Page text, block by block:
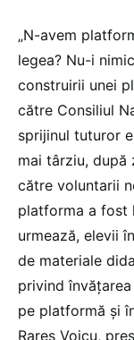
„N-avem
legea? Nu-i
construirii unei
către Consiliul
sprijinul tuturor
mai târziu, după
către voluntarii
platforma a fost
urmează, elevii
de materiale
privind
pe platformă și
Rareș Voicu,